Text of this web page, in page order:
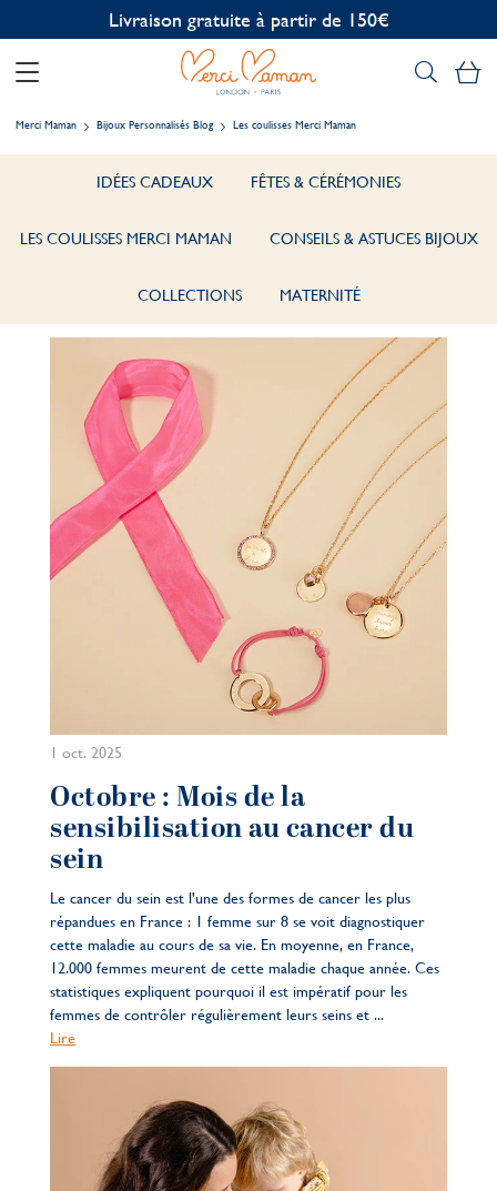
Personnalisation offerte
Merci Maman Bijoux Personnalisés Blog Les coulisses Merci Maman
IDÉES CADEAUX FÊTES & CÉRÉMONIES
LES COULISSES MERCI MAMAN CONSEILS & ASTUCES BIJOUX
COLLECTIONS MATERNITÉ
1 oct. 2025
Octobre : Mois de la
sensibilisation au cancer du
sein
Le cancer du sein est l'une des formes de cancer les plus
répandues en France : 1 femme sur 8 se voit diagnostiquer
cette maladie au cours de sa vie. En moyenne, en France,
12.000 femmes meurent de cette maladie chaque année. Ces
statistiques expliquent pourquoi il est impératif pour les
femmes de contrôler régulièrement leurs seins et ...
Lire